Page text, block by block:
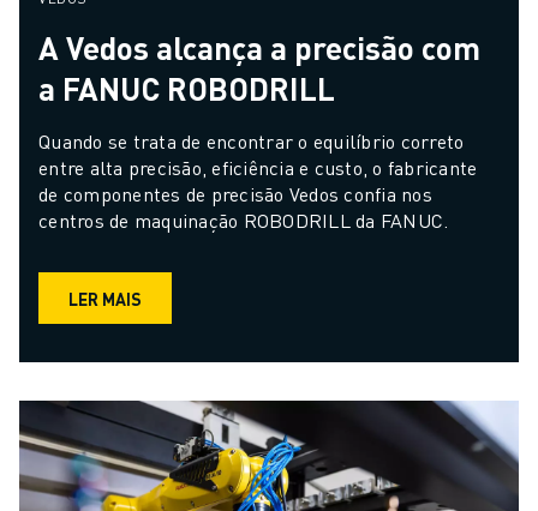
A Vedos alcança a precisão com
a FANUC ROBODRILL
Quando se trata de encontrar o equilíbrio correto
entre alta precisão, eficiência e custo, o fabricante
de componentes de precisão Vedos confia nos
centros de maquinação ROBODRILL da FANUC.
LER MAIS